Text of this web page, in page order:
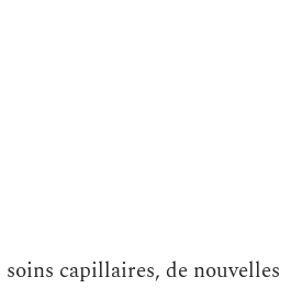
soins capillaires, de nouvelles